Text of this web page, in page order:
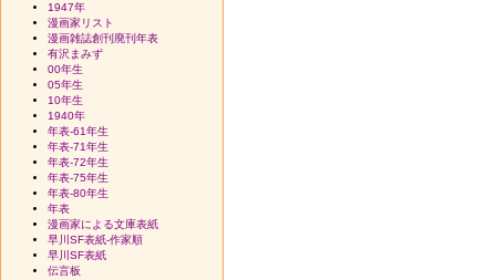
1947年
漫画家リスト
漫画雑誌創刊廃刊年表
有沢まみず
00年生
05年生
10年生
1940年
年表-61年生
年表-71年生
年表-72年生
年表-75年生
年表-80年生
年表
漫画家による文庫表紙
早川SF表紙-作家順
早川SF表紙
伝言板